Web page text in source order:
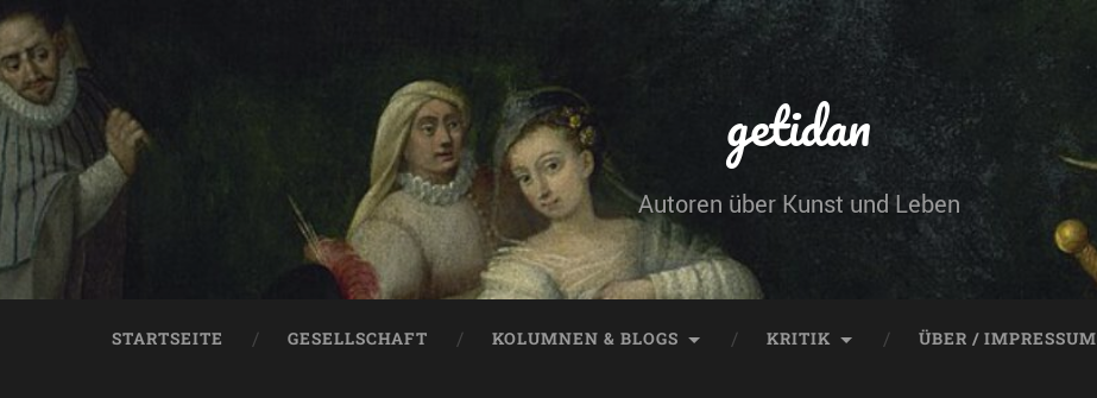
getidan
Autoren über Kunst und Leben
STARTSEITE GESELLSCHAFT KOLUMNEN & BLOGS KRITIK ÜBER / IMPRESSUM